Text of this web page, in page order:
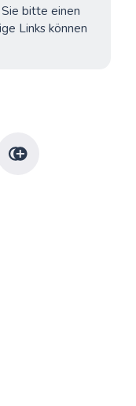
bitte einen
Links können